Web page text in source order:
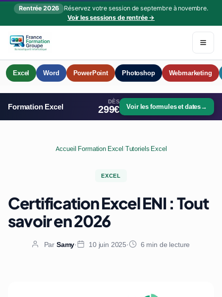
Rentrée 2026
Réservez votre session de septembre à novembre.
Voir les sessions de rentrée →
Excel Word PowerPoint Photoshop Webmarketing
Formation Excel
DÈS
299€ Voir les formules et dates→
Accueil Formation Excel Tutoriels Excel
EXCEL
Certification Excel ENI : Tout
savoir en 2026
Par Samy· 10 juin 2025· 6 min de lecture